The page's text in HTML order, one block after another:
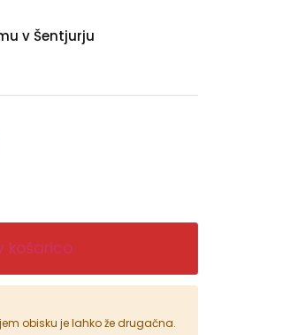
v Šentjurju
košarico
obisku je lahko že drugačna.